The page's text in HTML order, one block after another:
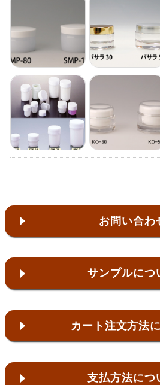
お問い合わ
サンプルにつ
カート注文方法
支払方法につ